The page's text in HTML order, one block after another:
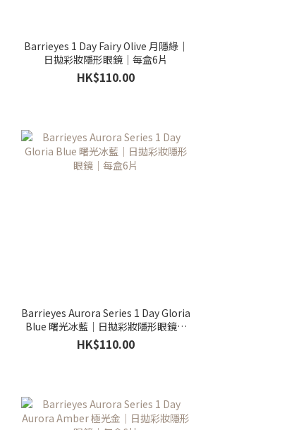
Barrieyes 1 Day Fairy Olive 月隱綠｜
日拋彩妝隱形眼鏡｜每盒6片
HK$110.00
Barrieyes Aurora Series 1 Day Gloria
Blue 曙光冰藍｜日拋彩妝隱形眼鏡｜
每盒6片
HK$110.00